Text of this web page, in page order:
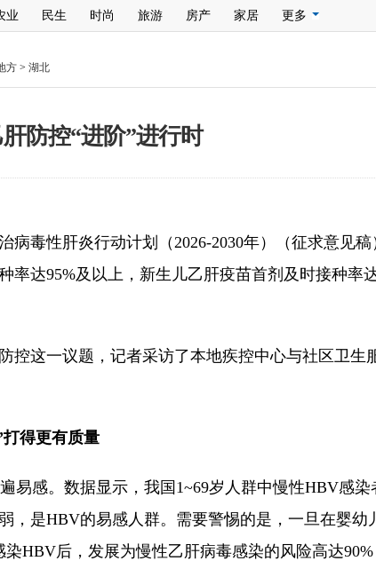
业 民生 时尚 旅游 房产 家居 更多
方> 湖北
防控“进阶”进行时
病毒性肝炎行动计划（2026-2030年）（征求意见
率达95%及以上，新生儿乙肝疫苗首剂及时接种率
控这一议题，记者采访了本地疾控中心与社区卫生
得更有质量
易感。数据显示，我国1~69岁人群中慢性HBV感染
，是HBV的易感人群。需要警惕的是，一旦在婴幼
HBV后，发展为慢性乙肝病毒感染的风险高达